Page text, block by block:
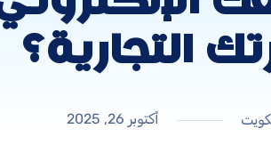
التجارية؟
أكتوبر 26, 2025